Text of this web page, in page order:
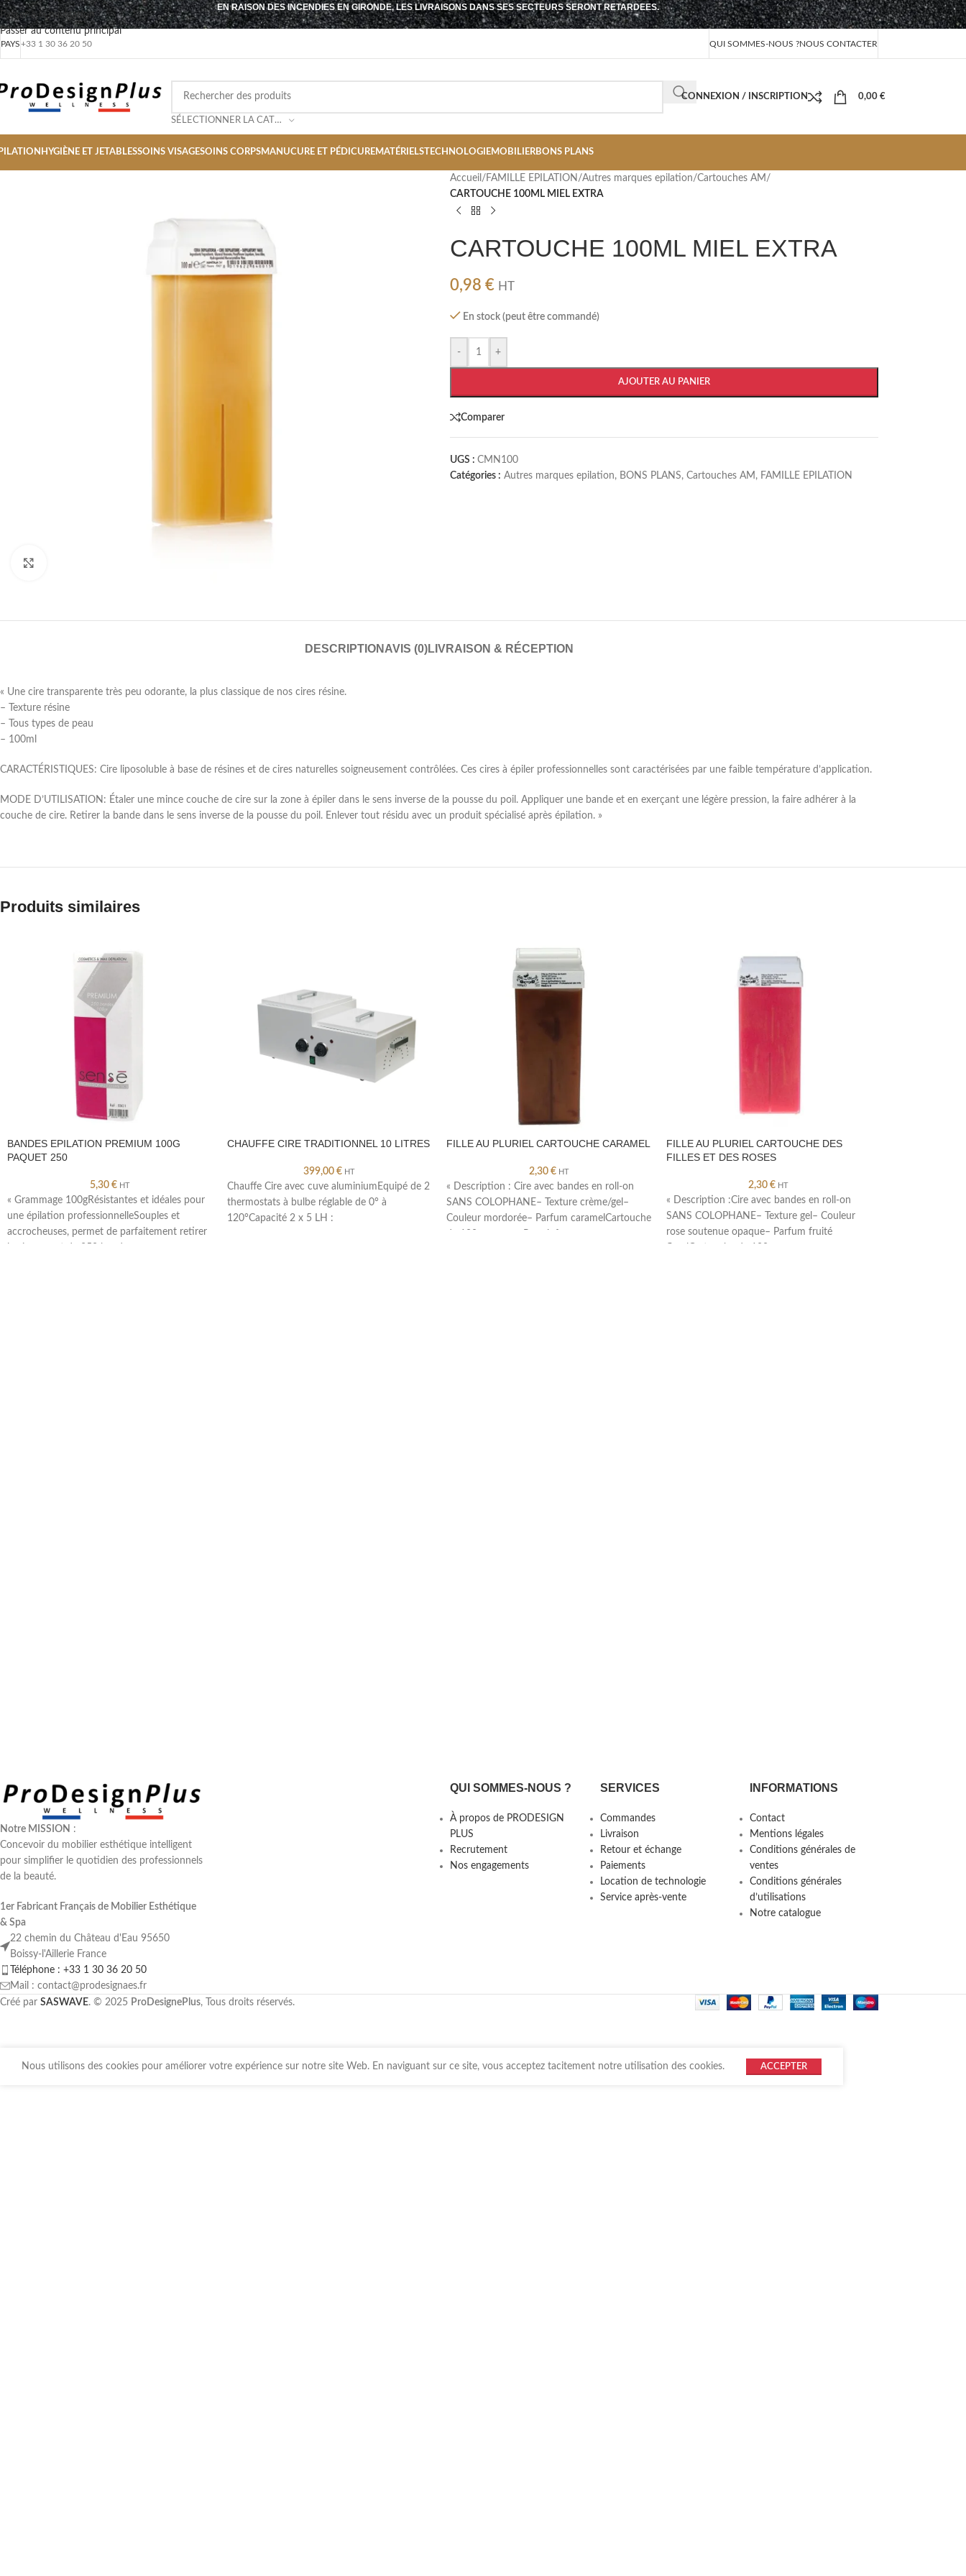
Passer à la navigation
Passer au contenu principal
EN RAISON DES INCENDIES EN GIRONDE, LES LIVRAISONS DANS SES SECTEURS SERONT RETARDEES.
PAYS+33 1 30 36 20 50 QUI SOMMES-NOUS ?NOUS CONTACTER
SÉLECTIONNER LA CATÉGORIE
CONNEXION / INSCRIPTION 0,00 €
HYGIÈNE ET JETABLESSOINS VISAGESOINS CORPSMANUCURE ET PÉDICUREMATÉRIELSTECHNOLOGIEMOBILIERBONS PLANS
Accueil / FAMILLE EPILATION /Autres marques epilation/Cartouches AM /
CARTOUCHE 100ML MIEL EXTRA
CARTOUCHE 100ML MIEL EXTRA
0,98 € HT
En stock (peut être commandé)
- +
AJOUTER AU PANIER
Comparer
UGS : CMN100
Catégories : Autres marques epilation, BONS PLANS, Cartouches AM , FAMILLE EPILATION
DESCRIPTION AVIS (0)LIVRAISON & RÉCEPTION
« Une cire transparente très peu odorante, la plus classique de nos cires résine.
– Texture résine
– Tous types de peau
– 100ml
CARACTÉRISTIQUES: Cire liposoluble à base de résines et de cires naturelles soigneusement contrôlées. Ces cires à épiler professionnelles sont caractérisées par une faible température d’application.
MODE D’UTILISATION: Étaler une mince couche de cire sur la zone à épiler dans le sens inverse de la pousse du poil. Appliquer une bande et en exerçant une légère pression, la faire adhérer à la
couche de cire. Retirer la bande dans le sens inverse de la pousse du poil. Enlever tout résidu avec un produit spécialisé après épilation. »
Produits similaires
BANDES EPILATION PREMIUM 100G
PAQUET 250
5,30 € HT
« Grammage 100gRésistantes et idéales pour
une épilation professionnelleSouples et
accrocheuses, permet de parfaitement retirer
CHAUFFE CIRE TRADITIONNEL 10 LITRES
399,00€ HT
Chauffe Cire avec cuve aluminiumEquipé de 2
thermostats à bulbe réglable de 0° à
120°Capacité 2 x 5 LH :
FILLE AU PLURIEL CARTOUCHE CARAMEL
2,30 € HT
« Description : Cire avec bandes en roll-on
SANS COLOPHANE– Texture crème/gel–
Couleur mordorée– Parfum caramelCartouche
FILLE AU PLURIEL CARTOUCHE DES
FILLES ET DES ROSES
2,30€ HT
« Description :Cire avec bandes en roll-on
SANS COLOPHANE– Texture gel– Couleur
rose soutenue opaque– Parfum fruité
Notre MISSION :
Concevoir du mobilier esthétique intelligent
pour simplifier le quotidien des professionnels
de la beauté.
1er Fabricant Français de Mobilier Esthétique
& Spa
22 chemin du Château d'Eau 95650
Boissy-l'Aillerie France
Téléphone : +33 1 30 36 20 50
Mail : contact@prodesignaes.fr
QUI SOMMES-NOUS ?
À propos de PRODESIGN
PLUS
Recrutement
Nos engagements
SERVICES
Commandes
Livraison
Retour et échange
Paiements
Location de technologie
Service après-vente
INFORMATIONS
Contact
Mentions légales
Conditions générales de
ventes
Conditions générales
d’utilisations
Notre catalogue
Créé par SASWAVE. © 2025 ProDesignePlus, Tous droits réservés.
Nous utilisons des cookies pour améliorer votre expérience sur notre site Web. En naviguant sur ce site, vous acceptez tacitement notre utilisation des cookies. ACCEPTER